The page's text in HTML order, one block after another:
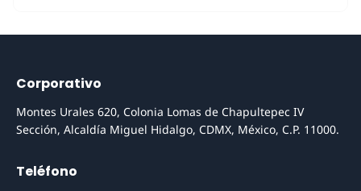
Corporativo
Montes Urales 620, Colonia Lomas de Chapultepec IV
Sección, Alcaldía Miguel Hidalgo, CDMX, México, C.P. 11000.
Teléfono